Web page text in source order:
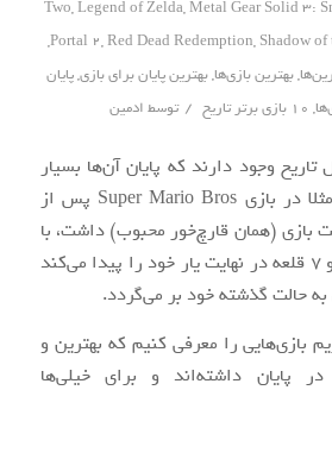
Two,Legend of Zelda,Metal Gear Solid 3:
Portal 2,Red Dead Redemption, Shadow
,
,بهترین بازی‌ها,بهترین پایان برای بازی,پایان
, ۱۰ بازی برتر تاریخ / توسط ادمین
وجود دارند که پایان آن‌ها بسیار
لذت‌بخش بوده‌ است. مثلا در بازی Super Mario Bros پس از
بازی (همان قارچ‌خور محبوب) داشت، با
گذر از ۸ جهان مختلف و ۷ قلعه در نهایت یار خود را پیدا می‌کند
حالت گذشته خود بر می‌گردد.
بازی‌هایی را معرفی کنیم که بهترین و
در پایان داشته‌اند و برای خیلی‌ها